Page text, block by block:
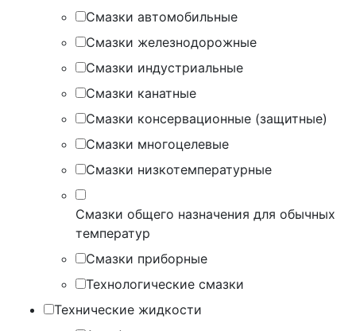
Смазки автомобильные
Смазки железнодорожные
Смазки индустриальные
Смазки канатные
Смазки консервационные (защитные)
Смазки многоцелевые
Смазки низкотемпературные
Смазки общего назначения для обычных
температур
Смазки приборные
Технологические смазки
Технические жидкости